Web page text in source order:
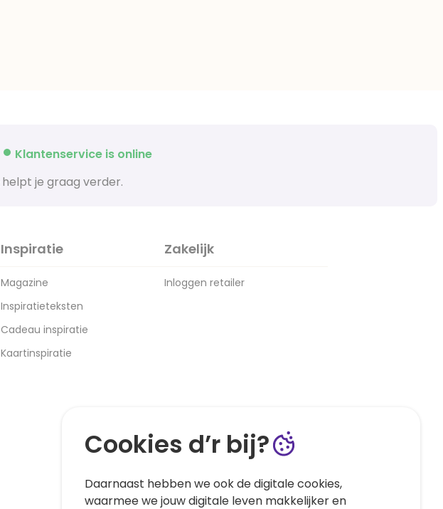
Klantenservice is online
helpt je graag verder.
Inspiratie
Magazine
Inspiratieteksten
Cadeau inspiratie
Kaartinspiratie
Zakelijk
Inloggen retailer
Cookies d’r bij?
Daarnaast hebben we ook de digitale cookies,
waarmee we jouw digitale leven makkelijker en